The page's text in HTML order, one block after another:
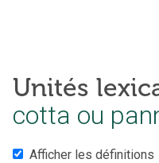
Unités
cotta ou
Afficher les définitions